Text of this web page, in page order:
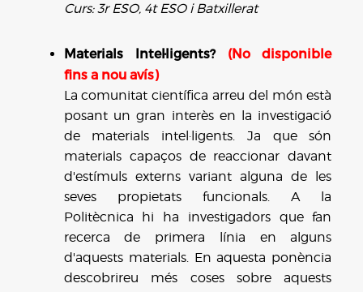
Curs: 3r ESO, 4t ESO i Batxillerat
Materials Intel·ligents? (No disponible
fins a nou avís)
La comunitat científica arreu del món està
posant un gran interès en la investigació
de materials intel·ligents. Ja que són
materials capaços de reaccionar davant
d'estímuls externs variant alguna de les
seves propietats funcionals. A la
Politècnica hi ha investigadors que fan
recerca de primera línia en alguns
d'aquests materials. En aquesta ponència
descobrireu més coses sobre aquests